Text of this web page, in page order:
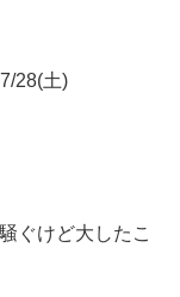
28(土)
ぐけど大したこ